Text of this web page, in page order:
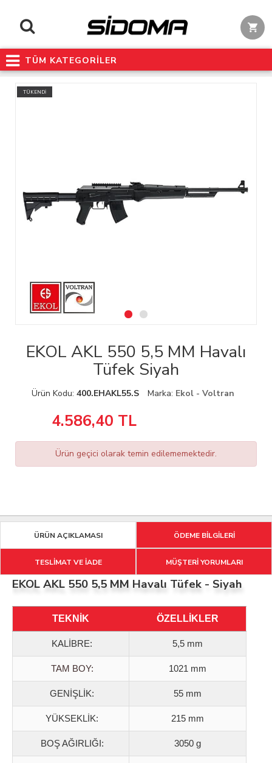
TÜM KATEGORİLER
TÜKENDİ
EKOL AKL 550 5,5 MM Havalı
Tüfek Siyah
Ürün Kodu: 400.EHAKL55.S Marka: Ekol - Voltran
4.586,40 TL
Ürün geçici olarak temin edilememektedir.
ÜRÜN AÇIKLAMASI ÖDEME BİLGİLERİ
TESLİMAT VE İADE MÜŞTERİ YORUMLARI
EKOL AKL 550 5,5 MM Havalı Tüfek - Siyah
TEKNİK ÖZELLİKLER
KALİBRE: 5,5 mm
TAM BOY: 1021 mm
GENİŞLİK: 55 mm
YÜKSEKLİK: 215 mm
BOŞ AĞIRLIĞI: 3050 g